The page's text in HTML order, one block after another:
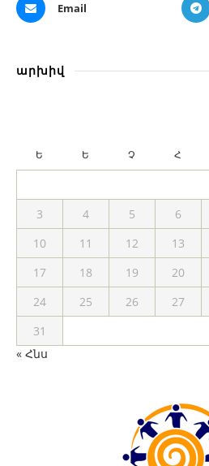
Email
արխիվ
Ե Ե Չ Հ
3
4 5 6
10
11 12 13
17
18 19 20
24
25 26 27
31
« Հնս